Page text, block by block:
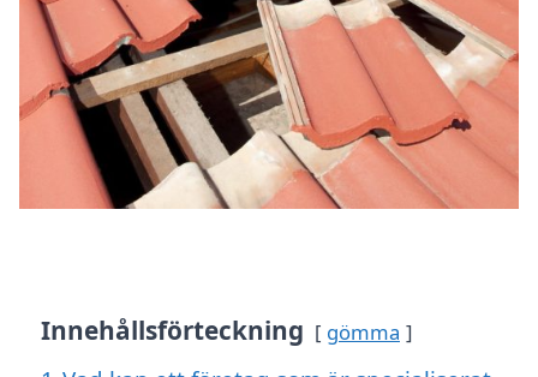
Innehållsförteckning gömma